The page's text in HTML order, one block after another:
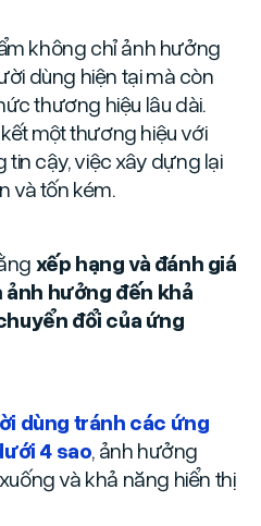
không chỉ ảnh hưởng
dùng hiện tại mà còn
thương hiệu lâu dài.
một thương hiệu với
cậy, việc xây dựng lại
và tốn kém.
xếp hạng và đánh giá
hưởng đến khả
đổi của ứng
dùng tránh các ứng
4 sao, ảnh hưởng
và khả năng hiển thị